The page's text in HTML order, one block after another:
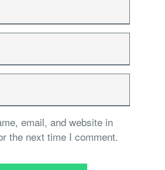
email, and website in
the next time I comment.